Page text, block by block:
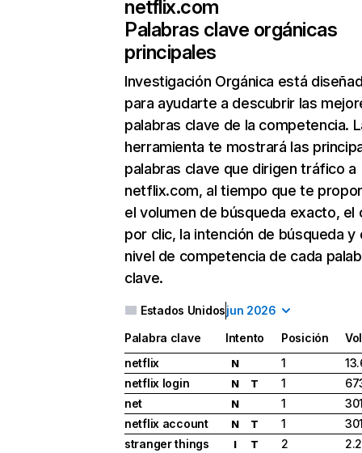
netflix.com
Palabras clave orgánicas
principales
Investigación Orgánica está
para ayudarte a descubrir las
palabras clave de la competencia.
herramienta te mostrará las
palabras clave que dirigen tráfico a
netflix.com, al tiempo que te
el volumen de búsqueda exacto, el
por clic, la intención de búsqueda y
nivel de competencia de cada
clave.
Estados Unidosjun 2026
Palabra clave Intento Posición
netflix
N 1
netflix login
N T 1
net
N 1
netflix account
N T 1
stranger things
I T 2